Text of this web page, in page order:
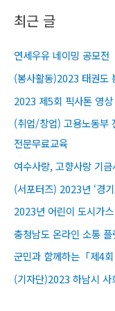
최근 글
연세우유 네이밍 공모전
(봉사활동)2023 태권도
2023 제5회 픽사톤 영상
(취업/창업) 고용노동부
전문무료교육​
여수사랑, 고향사랑 기
(서포터즈) 2023년 ‘경
2023년 어린이 도시가
충청남도 온라인 소통
군민과 함께하는「제4
(기자단)2023 하남시